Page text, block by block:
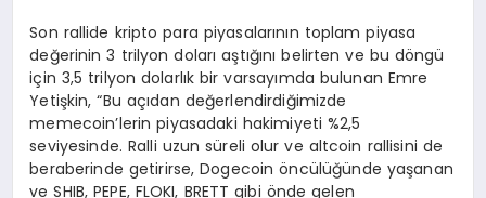
Son rallide kripto para piyasalarının toplam piyasa
değerinin 3 trilyon doları aştığını belirten ve bu döngü
için 3,5 trilyon dolarlık bir varsayımda bulunan Emre
Yetişkin, “Bu açıdan değerlendirdiğimizde
memecoin’lerin piyasadaki hakimiyeti %2,5
seviyesinde. Ralli uzun süreli olur ve altcoin rallisini de
beraberinde getirirse, Dogecoin öncülüğünde yaşanan
ve SHIB, PEPE, FLOKI, BRETT gibi önde gelen